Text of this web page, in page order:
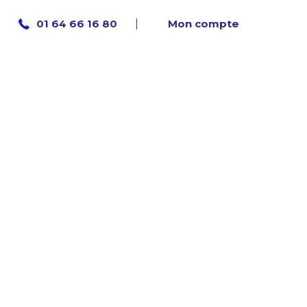
01 64 66 16 80 Mon compte